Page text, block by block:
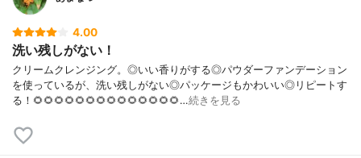
4.00
洗い残しがない！
クリームクレンジング。◎いい香りがする◎パウダーファンデーション
を使っているが、洗い残しがない◎パッケージもかわいい◎リピートす
る！🌻🌻🌻🌻🌻🌻🌻🌻🌻🌻🌻🌻🌻🌻…続きを見る